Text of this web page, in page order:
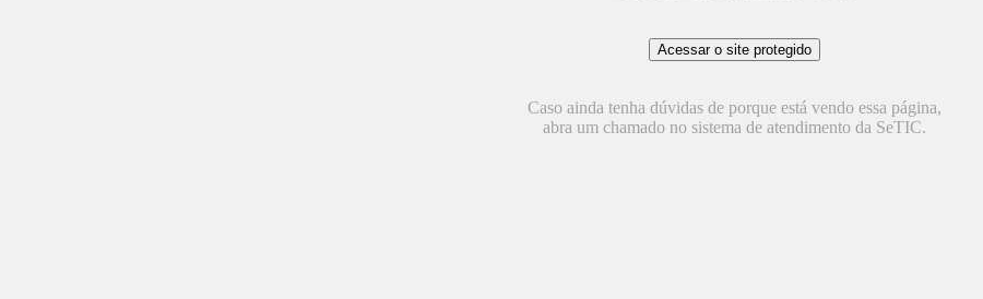
Caso ainda tenha dúvidas de porque está vendo essa página,
abra um chamado no sistema de atendimento da SeTIC.